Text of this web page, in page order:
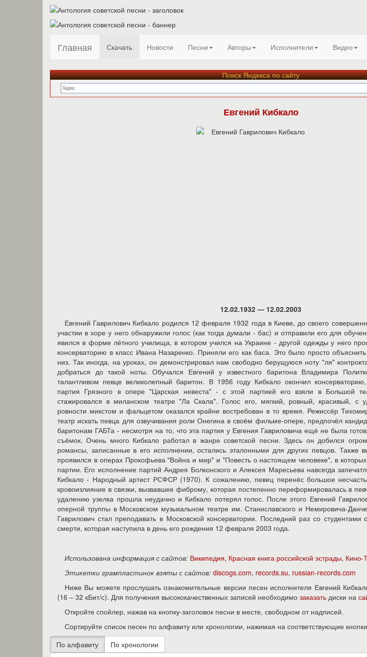
Главная Скачать Новости Песни Авторы Исполнители Видео
Поиск Яндекса по сайту
Евгений Кибкало
12.02.1932 — 12.02.2003
Евгений Гаврилович Кибкало родился 12 февраля 1932 года в Киеве, до своего
участии в хоре у него обнаружили голос (как тогда думали - бас) и отправили его для
явился в форме лётного училища, в котором учился на Украине - другой одежды у него
консерваторию в класс Ивана Назаренко. Приняли его как баса. Это было просто
низ. Так иногда, на уроках, он демонстрировал нам свободно берущуюся ноту "ля"
добраться до такой ноты. Обучался Евгений у известного баритона Владимира
талантливом певце великолепный баритон. В 1956 году Кибкало окончил
партия Грязного в опере "Царская невеста" - с этой партией его взяли в Большой
стажировался в миланском театре "Ла Скала". Голос его, мягкий, ровный, красивый, с
ровности микстом и фальцетом оказался крайне востребован в то время. Режиссёр
театр искать певца для озвучивания роли Онегина в своём фильме-опере, предпочёл
баритонам ГАБТа - несмотря на то, что эта партия у Евгения Гавриловича ещё не была
съёмок. Очень много Кибкало работал в жанре советской песни. Здесь он добился
романсы, записанные в его исполнении, остались эталонными для других певцов. Также
проявился в операх Прокофьева "Война и мир" и "Повесть о настоящем человеке", в
партии. Его исполнение партий Андрея Болконского и Алексея Маресьева навсегда
Кибкало - Народный артист РСФСР (1970). К сожалению, певец перенёс большое
кровоизлияние в связки, вызвавшее фиброму, которая постепенно переформировалась в
удалению узелка прошла неудачно и Кибкало потерял голос. После этого Евгений
оперной труппы в Московском музыкальном театре им. Станиславского и Немировича-
Гаврилович стал преподавать в Московской консерватории. Последний раз со
смерти, которая наступила в день его рождения 12 февраля 2003 года.
Использована информация с сайтов: Википедия, Красная книга российской эстрады, Кино-
Этикетки грампластинок взяты с сайтов: discogs.com, records.su, russian-records.com
Ниже Вы можете прослушать ознакомительные версии песен исполнителя Евгений
(16 – 32 кБит/с). Для получения высококачественных записей необходимо заказать диски на
Откройте спойлер, нажав на кнопку-заголовок песни в месте, свободном от надписей.
Сортируйте список песен по алфавиту или хронологии, нажимая на соответствующие